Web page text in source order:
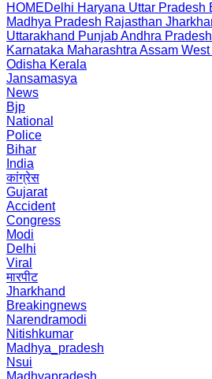
HOMEDelhi Haryana Uttar Pradesh
Madhya Pradesh Rajasthan
Uttarakhand PunjabAndhra Pradesh
Karnataka Maharashtra Assam West
Odisha Kerala
Jansamasya
News
Bjp
National
Police
Bihar
India
कांग्रेस
Gujarat
Accident
Congress
Modi
Delhi
Viral
मारपीट
Jharkhand
Breakingnews
Narendramodi
Nitishkumar
Madhya_pradesh
Nsui
Madhyapradesh